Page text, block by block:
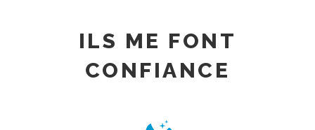
ILS ME FONT
CONFIANCE